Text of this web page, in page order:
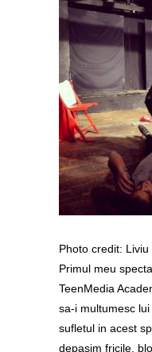
Photo credit:
Primul meu
TeenMedia
sa-i multumesc
sufletul in acest
depasim fricile,